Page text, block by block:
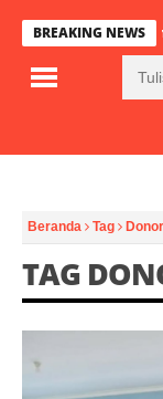
BREAKING NEWS
Program
Beranda Tag
TAG